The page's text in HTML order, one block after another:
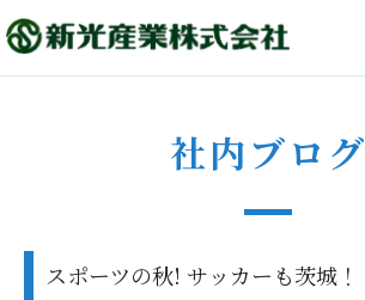
社内ブログ
スポーツの秋! サッカーも茨城！